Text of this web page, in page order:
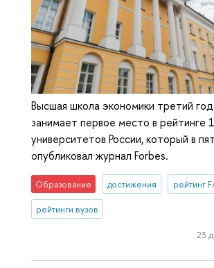
Высшая школа экономики третий
занимает первое место в рейтинге
университетов России, который в
опубликовал журнал Forbes.
Образование достижения рейтинг
рейтинги вузов
23